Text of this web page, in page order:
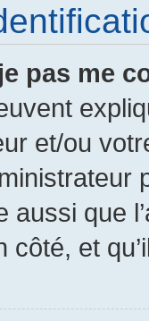
pas me
et/ou
aussi que
côté, et